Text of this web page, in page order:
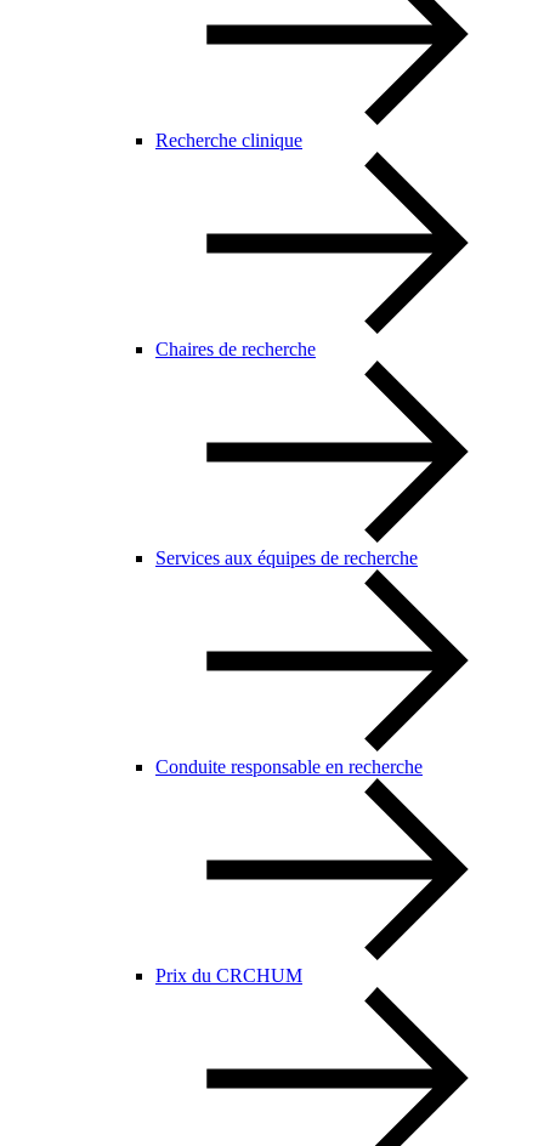
Recherche clinique
Chaires de recherche
Services aux équipes de recherche
Conduite responsable en recherche
Prix du CRCHUM